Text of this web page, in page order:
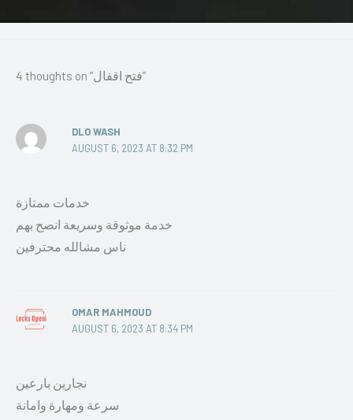
4 thoughts on “فتح اقفال”
DLO WASH
AUGUST 6, 2023 AT 8:32 PM
خدمات ممتازة
خدمة موثوقة وسريعة انصح بهم
ناس مشالله محترفين
OMAR MAHMOUD
AUGUST 6, 2023 AT 8:34 PM
نجارين بارعين
سرعة ومهارة وامانة